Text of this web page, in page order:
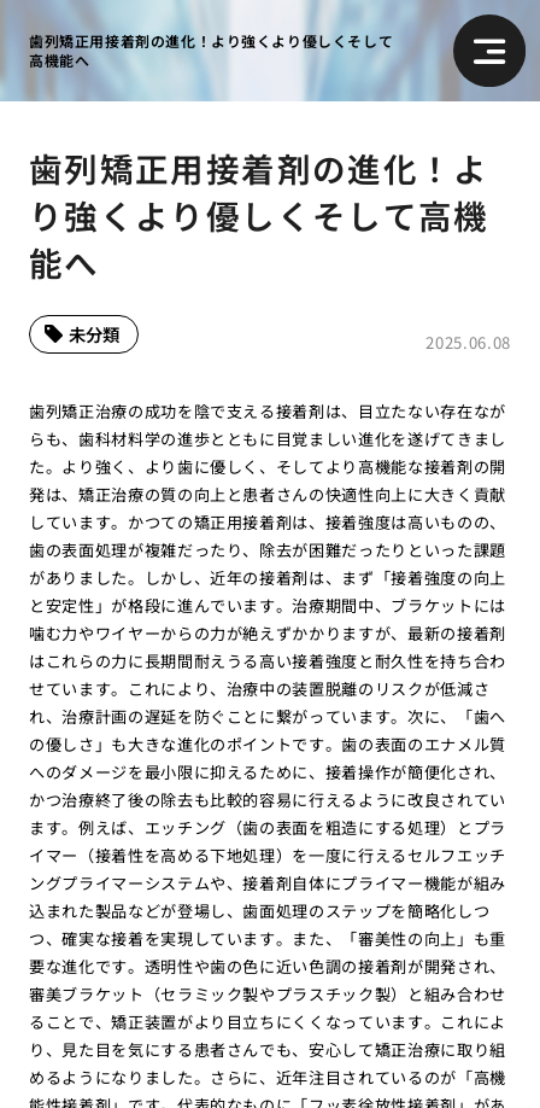
歯列矯正用接着剤の進化！より強くより優しくそして
高機能へ
歯列矯正用接着剤の進化！よ
り強くより優しくそして高機
能へ
2025.06.08
未分類
歯列矯正治療の成功を陰で支える接着剤は、目立たない存在なが
らも、歯科材料学の進歩とともに目覚ましい進化を遂げてきまし
た。より強く、より歯に優しく、そしてより高機能な接着剤の開
発は、矯正治療の質の向上と患者さんの快適性向上に大きく貢献
しています。かつての矯正用接着剤は、接着強度は高いものの、
歯の表面処理が複雑だったり、除去が困難だったりといった課題
がありました。しかし、近年の接着剤は、まず「接着強度の向上
と安定性」が格段に進んでいます。治療期間中、ブラケットには
噛む力やワイヤーからの力が絶えずかかりますが、最新の接着剤
はこれらの力に長期間耐えうる高い接着強度と耐久性を持ち合わ
せています。これにより、治療中の装置脱離のリスクが低減さ
れ、治療計画の遅延を防ぐことに繋がっています。次に、「歯へ
の優しさ」も大きな進化のポイントです。歯の表面のエナメル質
へのダメージを最小限に抑えるために、接着操作が簡便化され、
かつ治療終了後の除去も比較的容易に行えるように改良されてい
ます。例えば、エッチング（歯の表面を粗造にする処理）とプラ
イマー（接着性を高める下地処理）を一度に行えるセルフエッチ
ングプライマーシステムや、接着剤自体にプライマー機能が組み
込まれた製品などが登場し、歯面処理のステップを簡略化しつ
つ、確実な接着を実現しています。また、「審美性の向上」も重
要な進化です。透明性や歯の色に近い色調の接着剤が開発され、
審美ブラケット（セラミック製やプラスチック製）と組み合わせ
ることで、矯正装置がより目立ちにくくなっています。これによ
り、見た目を気にする患者さんでも、安心して矯正治療に取り組
めるようになりました。さらに、近年注目されているのが「高機